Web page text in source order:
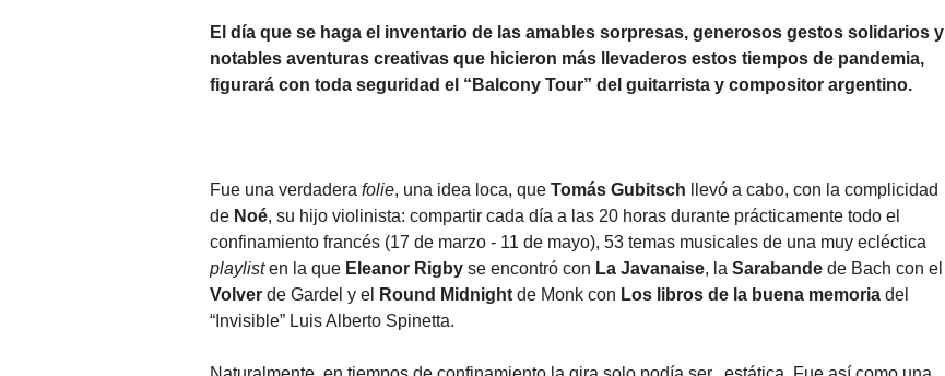
El día que se haga el inventario de las amables sorpresas, generosos gestos solidarios y
notables aventuras creativas que hicieron más llevaderos estos tiempos de pandemia,
figurará con toda seguridad el “Balcony Tour” del guitarrista y compositor argentino.
Fue una verdadera folie, una idea loca, que Tomás Gubitsch llevó a cabo, con la complicidad
de Noé, su hijo violinista: compartir cada día a las 20 horas durante prácticamente todo el
confinamiento francés (17 de marzo - 11 de mayo), 53 temas musicales de una muy ecléctica
playlisten la que Eleanor Rigby se encontró con La Javanaise, la Sarabande de Bach con el
Volver de Gardel y el Round Midnight de Monk con Los libros de la buena memoria del
“Invisible” Luis Alberto Spinetta.